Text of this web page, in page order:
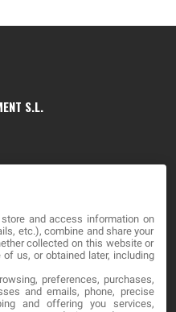
S.L.
and access information on
etc.), combine and share your
collected on this website or
us, or obtained later, including
preferences, purchases,
and emails, phone, precise
and offering you services,